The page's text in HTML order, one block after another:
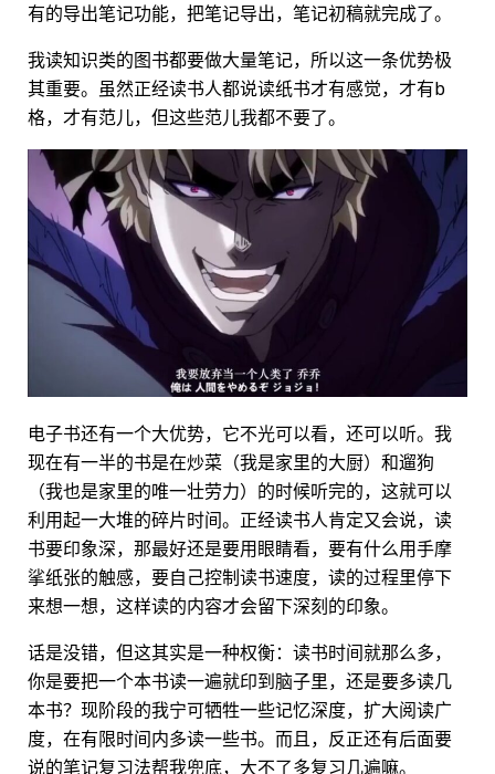
有的导出笔记功能，把笔记导出，笔记初稿就完成了。
我读知识类的图书都要做大量笔记，所以这一条优势极
其重要。虽然正经读书人都说读纸书才有感觉，才有b
格，才有范儿，但这些范儿我都不要了。
电子书还有一个大优势，它不光可以看，还可以听。我
现在有一半的书是在炒菜（我是家里的大厨）和遛狗
（我也是家里的唯一壮劳力）的时候听完的，这就可以
利用起一大堆的碎片时间。正经读书人肯定又会说，读
书要印象深，那最好还是要用眼睛看，要有什么用手摩
挲纸张的触感，要自己控制读书速度，读的过程里停下
来想一想，这样读的内容才会留下深刻的印象。
话是没错，但这其实是一种权衡：读书时间就那么多，
你是要把一个本书读一遍就印到脑子里，还是要多读几
本书？现阶段的我宁可牺牲一些记忆深度，扩大阅读广
度，在有限时间内多读一些书。而且，反正还有后面要
说的笔记复习法帮我兜底，大不了多复习几遍嘛。